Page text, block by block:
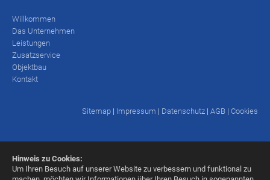
Hinweis zu Cookies:
Um Ihren Besuch auf unserer Website zu verbessern und funktional zu
Willkommen
Das Unternehmen
Leistungen
Zusatzservice
Objektbau
Kontakt
Sitemap | Impressum | Datenschutz | AGB | Cookies